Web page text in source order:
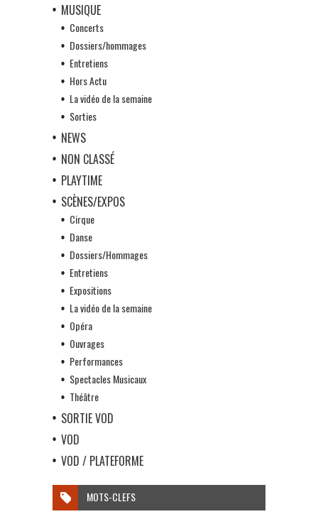
MUSIQUE
Concerts
Dossiers/hommages
Entretiens
Hors Actu
La vidéo de la semaine
Sorties
NEWS
NON CLASSÉ
PLAYTIME
SCÈNES/EXPOS
Cirque
Danse
Dossiers/Hommages
Entretiens
Expositions
La vidéo de la semaine
Opéra
Ouvrages
Performances
Spectacles Musicaux
Théâtre
SORTIE VOD
VOD
VOD / PLATEFORME
MOTS-CLEFS